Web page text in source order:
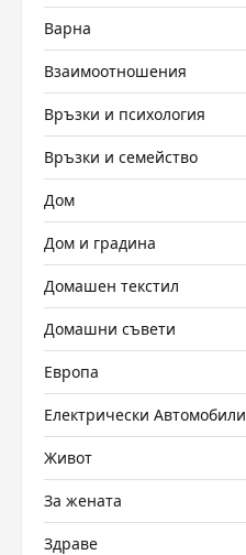
Варна
Взаимоотношения
Връзки и психология
Връзки и семейство
Дом
Дом и градина
Домашен текстил
Домашни съвети
Европа
Електрически Автомобили
Живот
За жената
Здраве